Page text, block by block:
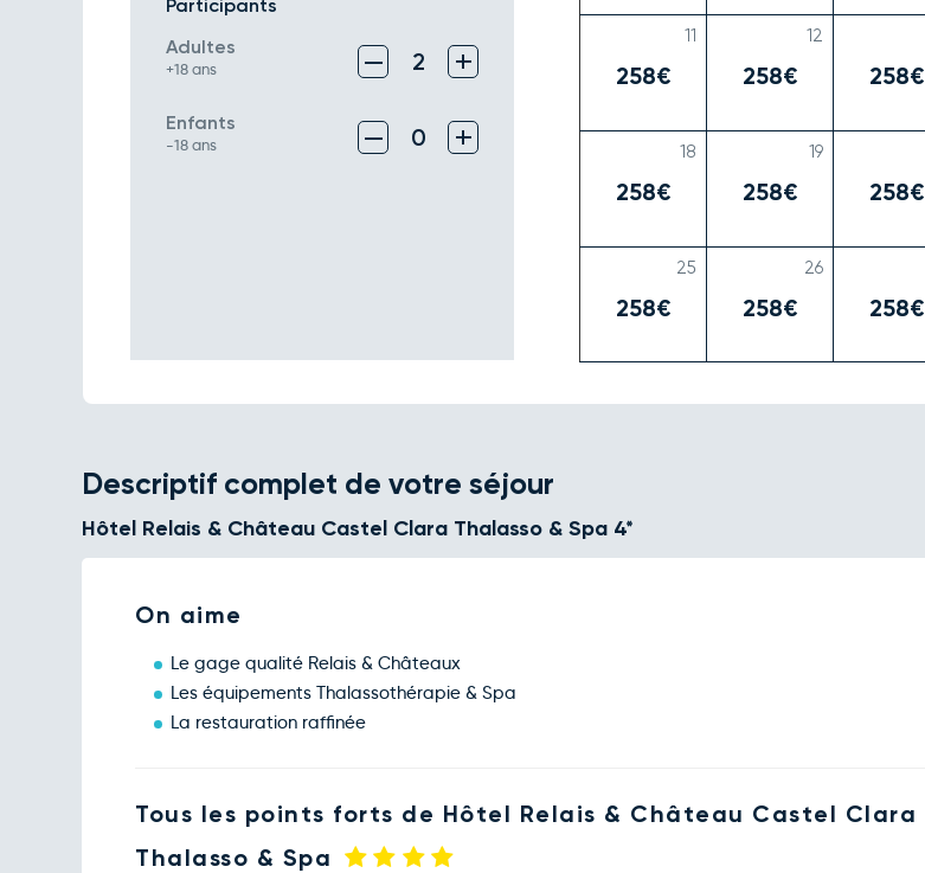
Participants
Adultes
+18 ans – 2 +
Enfants
-18 ans – 0 +
258€ 258€ 258€
258€ 258€ 258€
258€ 258€ 258€
11 12
18 19
25 26
Descriptif complet de votre séjour
Hôtel Relais & Château Castel Clara Thalasso & Spa 4*
On aime
Le gage qualité Relais & Châteaux
Les équipements Thalassothérapie & Spa
La restauration raffinée
Tous les points forts de Hôtel Relais & Château Castel Clara
Thalasso & Spa